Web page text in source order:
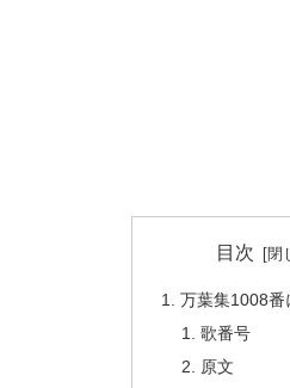
目次
万葉集1008番
歌番号
原文